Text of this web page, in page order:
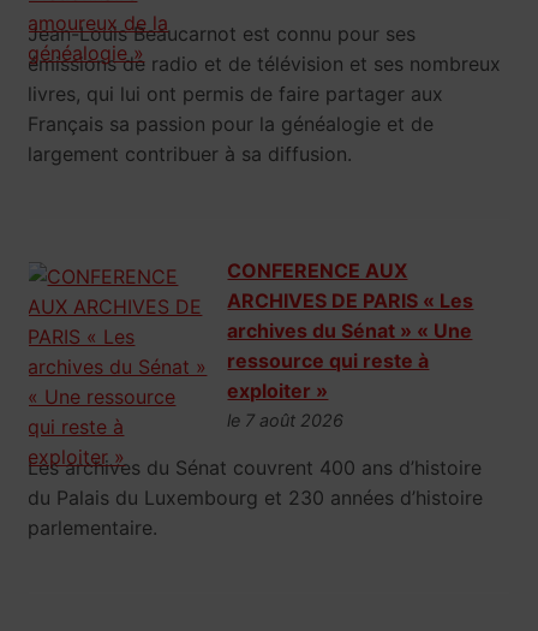
Jean-Louis Beaucarnot est connu pour ses
émissions de radio et de télévision et ses nombreux
livres, qui lui ont permis de faire partager aux
Français sa passion pour la généalogie et de
largement contribuer à sa diffusion.
CONFERENCE AUX
ARCHIVES DE PARIS « Les
archives du Sénat » « Une
ressource qui reste à
exploiter »
le 7 août 2026
Les archives du Sénat couvrent 400 ans d’histoire
du Palais du Luxembourg et 230 années d’histoire
parlementaire.